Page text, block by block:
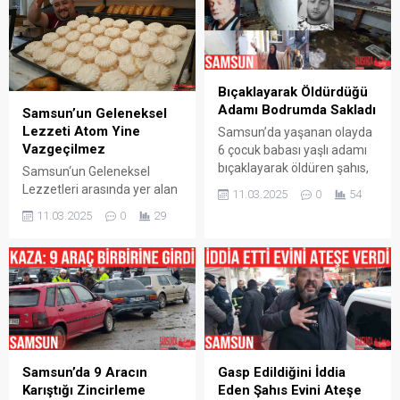
Samsun’un Geleneksel
Lezzeti Atom Yine
Vazgeçilmez
Samsun‘un Geleneksel
Lezzetleri arasında yer alan
Atom Tatlısı ramazan
ayında da İftar Sofraları
sürdürüyor. Fırın ustalarının
yoğun mesai harcadığı atom
tatlısı, yumurta akı, şeker ve
sudan hazırlanıyor. Her yaş
grubundan sevilen bu tatlı,
Ramazan ayında daha fazla
talep görüyor. Geleneksel
yöntemlerle yapılan ve özel
11.03.2025 0 29
Bıçaklayarak Öldürdüğü
Adamı Bodrumda Sakladı
Samsun’da yaşanan olayda
6 çocuk babası yaşlı adamı
bıçaklayarak öldüren şahıs,
babasının evinin
Canik ilçesi Yavuzselim
Mahallesi’nde meydana
geldi. Edinilen bilgiye göre, 6
çocuk babası Sebahattin
Coşar (69), 6 Mart günü
yaşlılık maaşını çekmek için
evinden ayrıldı. Aynı
zamanda Alzheimer
11.03.2025 0 54
Samsun’da 9 Aracın
Karıştığı Zincirleme
Gasp Edildiğini İddia
Eden Şahıs Evini Ateşe